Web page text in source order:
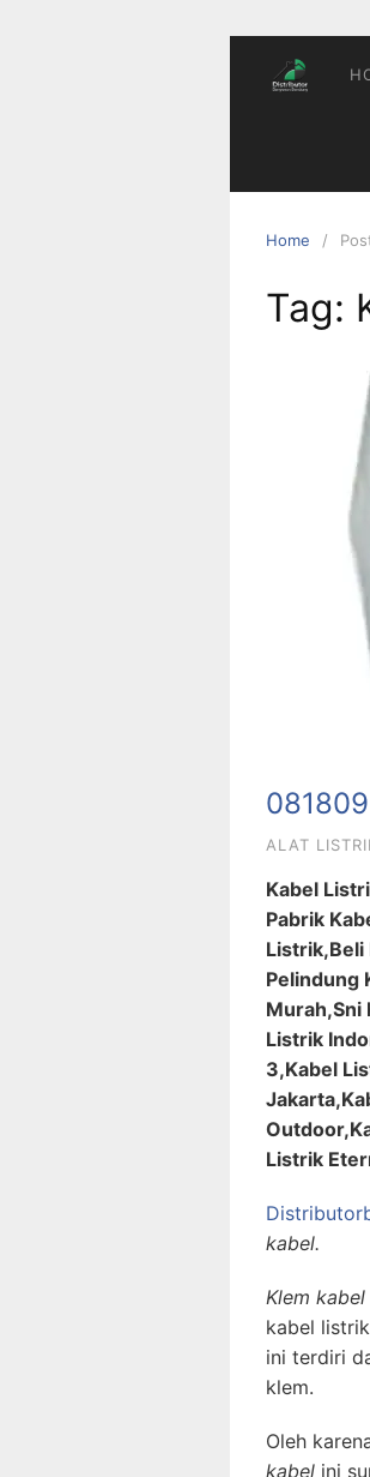
Home
Tag:
ALAT
Kabel
Pabrik
Listrik,Beli
Pelindung
Murah,Sni
Listrik
3,Kabel
Listrik
kabel.
Klem kabel
kabel
ini terdiri
klem.
Oleh
kabel ini